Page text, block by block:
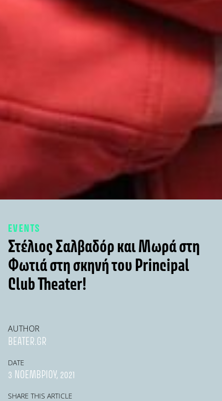
EVENTS
Στέλιος Σαλβαδόρ και Μωρά στη
Φωτιά στη σκηνή του Principal
Club Theater!
AUTHOR
BEATER.GR
DATE
3 ΝΟΕΜΒΡΊΟΥ, 2021
SHARE THIS ARTICLE